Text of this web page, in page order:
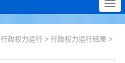
行政权力运行 > 行政权力运行结果 >